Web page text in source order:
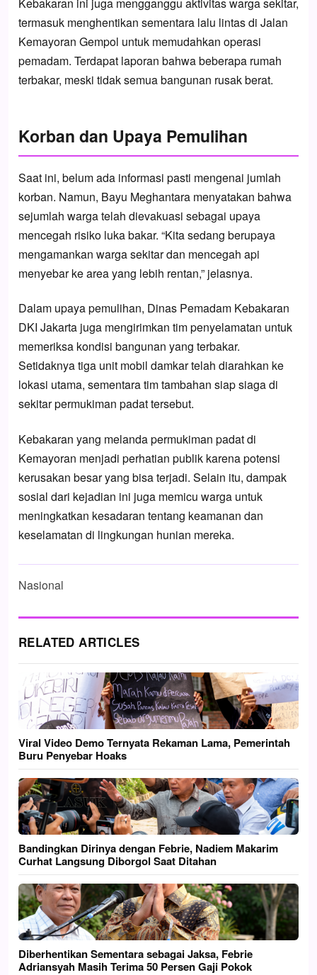
termasuk menghentikan sementara lalu lintas di Jalan
Kemayoran Gempol untuk memudahkan operasi
pemadam. Terdapat laporan bahwa beberapa rumah
terbakar, meski tidak semua bangunan rusak berat.
Korban dan Upaya Pemulihan
Saat ini, belum ada informasi pasti mengenai jumlah
korban. Namun, Bayu Meghantara menyatakan bahwa
sejumlah warga telah dievakuasi sebagai upaya
mencegah risiko luka bakar. “Kita sedang berupaya
mengamankan warga sekitar dan mencegah api
menyebar ke area yang lebih rentan,” jelasnya.
Dalam upaya pemulihan, Dinas Pemadam Kebakaran
DKI Jakarta juga mengirimkan tim penyelamatan untuk
memeriksa kondisi bangunan yang terbakar.
Setidaknya tiga unit mobil damkar telah diarahkan ke
lokasi utama, sementara tim tambahan siap siaga di
sekitar permukiman padat tersebut.
Kebakaran yang melanda permukiman padat di
Kemayoran menjadi perhatian publik karena potensi
kerusakan besar yang bisa terjadi. Selain itu, dampak
sosial dari kejadian ini juga memicu warga untuk
meningkatkan kesadaran tentang keamanan dan
keselamatan di lingkungan hunian mereka.
Nasional
RELATED ARTICLES
Viral Video Demo Ternyata Rekaman Lama, Pemerintah
Buru Penyebar Hoaks
Bandingkan Dirinya dengan Febrie, Nadiem Makarim
Curhat Langsung Diborgol Saat Ditahan
Diberhentikan Sementara sebagai Jaksa, Febrie
Adriansyah Masih Terima 50 Persen Gaji Pokok